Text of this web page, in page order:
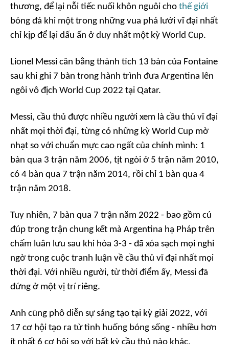
thương, để lại nỗi tiếc nuối khôn nguôi cho thế giới
bóng đá khi một trong những vua phá lưới vĩ đại nhất
chỉ kịp để lại dấu ấn ở duy nhất một kỳ World Cup.
Lionel Messi cân bằng thành tích 13 bàn của Fontaine
sau khi ghi 7 bàn trong hành trình đưa Argentina lên
ngôi vô địch World Cup 2022 tại Qatar.
Messi, cầu thủ được nhiều người xem là cầu thủ vĩ đại
nhất mọi thời đại, từng có những kỳ World Cup mờ
nhạt so với chuẩn mực cao ngất của chính mình: 1
bàn qua 3 trận năm 2006, tịt ngòi ở 5 trận năm 2010,
có 4 bàn qua 7 trận năm 2014, rồi chỉ 1 bàn qua 4
trận năm 2018.
Tuy nhiên, 7 bàn qua 7 trận năm 2022 - bao gồm cú
đúp trong trận chung kết mà Argentina hạ Pháp trên
chấm luân lưu sau khi hòa 3-3 - đã xóa sạch mọi nghi
ngờ trong cuộc tranh luận về cầu thủ vĩ đại nhất mọi
thời đại. Với nhiều người, từ thời điểm ấy, Messi đã
đứng ở một vị trí riêng.
Anh cũng phô diễn sự sáng tạo tại kỳ giải 2022, với
17 cơ hội tạo ra từ tình huống bóng sống - nhiều hơn